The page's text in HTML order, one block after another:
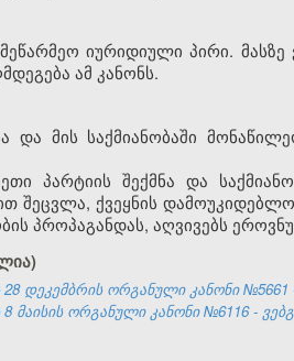
იურიდიული პირი.
ამ კანონს.
და მის საქმიანობაში
პარტიის შექმნა და
შეცვლა, ქვეყნის
პროპაგანდას, აღვივებს
დეკემბრის ორგანული კანონი №5661
მაისის ორგანული კანონი №6116 -